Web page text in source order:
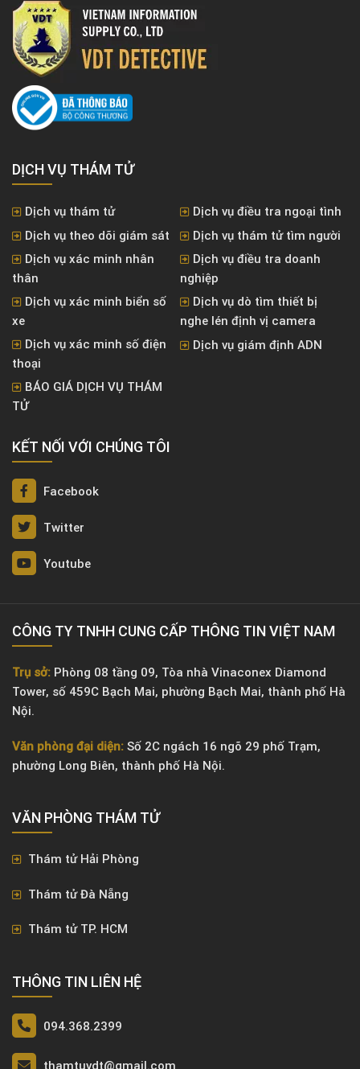
DỊCH VỤ THÁM TỬ
Dịch vụ thám tử
Dịch vụ điều tra ngoại tình
Dịch vụ theo dõi giám sát
Dịch vụ thám tử tìm người
Dịch vụ xác minh nhân
thân
Dịch vụ điều tra doanh
nghiệp
Dịch vụ xác minh biển số
xe
Dịch vụ dò tìm thiết bị
nghe lén định vị camera
Dịch vụ xác minh số điện
thoại
Dịch vụ giám định ADN
BÁO GIÁ DỊCH VỤ THÁM
TỬ
KẾT NỐI VỚI CHÚNG TÔI
Facebook
Twitter
Youtube
CÔNG TY TNHH CUNG CẤP THÔNG TIN VIỆT NAM
Trụ sở: Phòng 08 tầng 09, Tòa nhà Vinaconex Diamond
Tower, số 459C Bạch Mai, phường Bạch Mai, thành phố Hà
Nội.
Văn phòng đại diện: Số 2C ngách 16 ngõ 29 phố Trạm,
phường Long Biên, thành phố Hà Nội.
VĂN PHÒNG ​THÁM TỬ
Thám tử Hải Phòng
Thám tử Đà Nẵng
Thám tử TP. HCM
THÔNG TIN LIÊN HỆ
094.368.2399